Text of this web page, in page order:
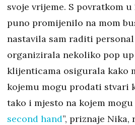
svoje vrijeme. S povratkom u
puno promijenilo na mom
nastavila sam raditi
organizirala nekoliko pop
klijenticama osigurala kako
kojemu mogu prodati stvari
tako i mjesto na kojem
second hand”, priznaje Nika,